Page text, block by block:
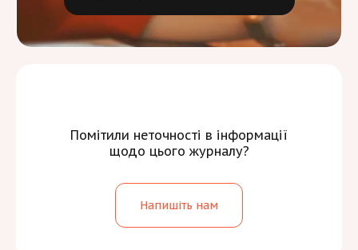
Помітили неточності в інформації
щодо цього журналу?
Напишіть нам